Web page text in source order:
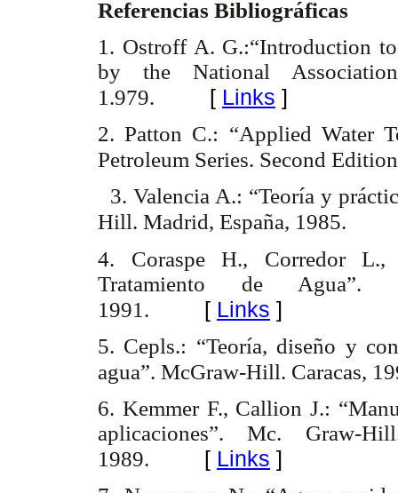
Referencias Bibliográficas
1. Ostroff A. G.:“Introduction
by the National
1.979.
[ Links ]
2. Patton C.: “Applied Water
Petroleum Series. Second
3. Valencia A.: “Teoría y
Hill. Madrid, España, 1985.
4. Coraspe H., Corredor
Tratamiento de Agua”.
1991.
[ Links ]
5. Cepls.: “Teoría, diseño y
agua”. McGraw-Hill. Caracas,
6. Kemmer F., Callion J.:
aplicaciones”. Mc.
1989.
[ Links ]